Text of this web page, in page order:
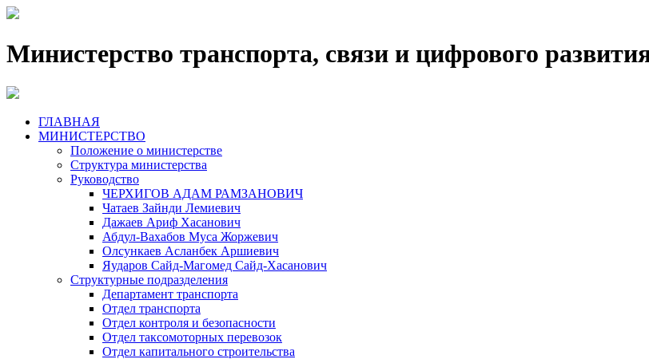
Министерство транспорта, связи и цифрового
ГЛАВНАЯ
МИНИСТЕРСТВО
Положение о министерстве
Структура министерства
Руководство
ЧЕРХИГОВ АДАМ РАМЗАНОВИЧ
Чатаев Зайнди Лемиевич
Дажаев Ариф Хасанович
Абдул-Вахабов Муса Жоржевич
Олсункаев Асланбек Аршиевич
Яударов Сайд-Магомед Сайд-Хасанович
Структурные подразделения
Департамент транспорта
Отдел транспорта
Отдел контроля и безопасности
Отдел таксомоторных перевозок
Отдел капитального строительства